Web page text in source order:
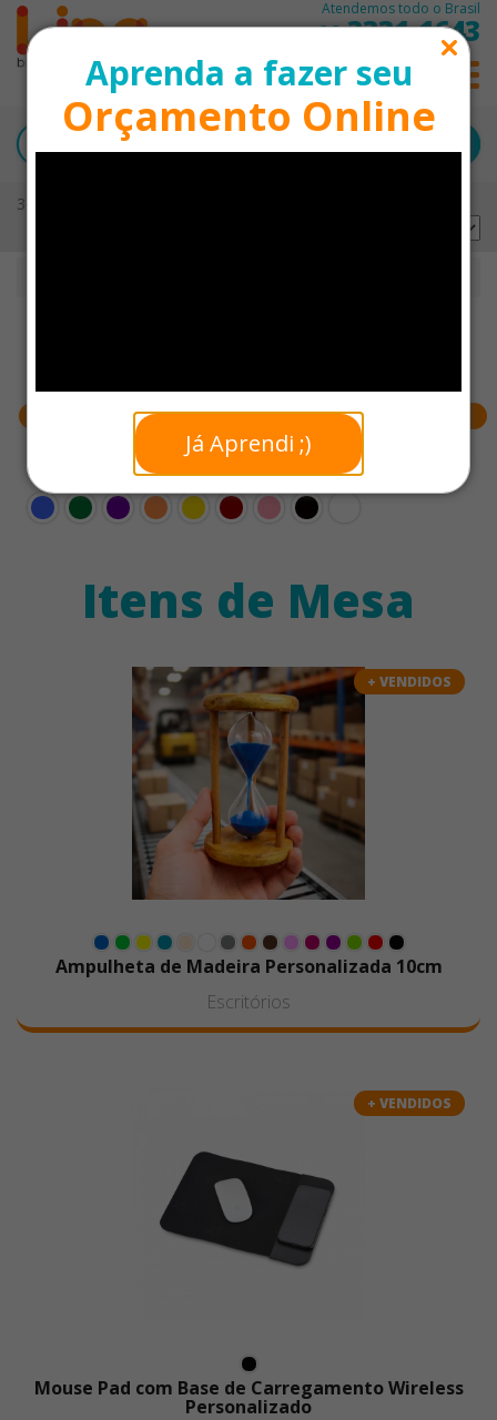
Aprenda a fazer seu
Orçamento Online
Já Aprendi ;)
Atendemos todo o Brasil
113331-1643
36 produtos encontrados
Cores
Itens de Mesa
+ VENDIDOS
Ampulheta de Madeira Personalizada 10cm
Escritórios
+ VENDIDOS
Mouse Pad com Base de Carregamento Wireless
Personalizado